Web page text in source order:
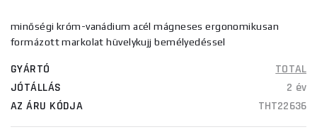
minőségi króm-vanádium acél mágneses ergonomikusan
formázott markolat hüvelykujj bemélyedéssel
GYÁRTÓ
TOTAL
JÓTÁLLÁS
2 év
AZ ÁRU KÓDJA
THT22636